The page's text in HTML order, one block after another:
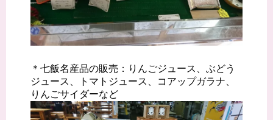
＊七飯名産品の販売：りんごジュース、ぶどう
ジュース、トマトジュース、コアップガラナ、
りんごサイダーなど